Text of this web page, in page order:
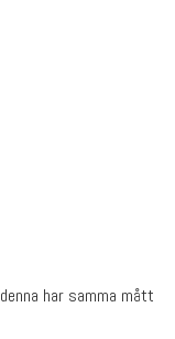
har samma mått